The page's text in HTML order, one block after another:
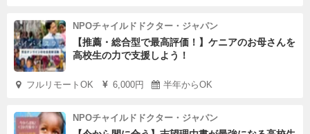
NPOチャイルドドクター・ジャパン
【推薦・総合型で最高評価！】ケニアのお母さんを
高校生の力で支援しよう！
フルリモートOK 6,000円 半年からOK
NPOチャイルドドクター・ジャパン